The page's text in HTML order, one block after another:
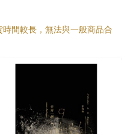
間較長，無法與一般商品合